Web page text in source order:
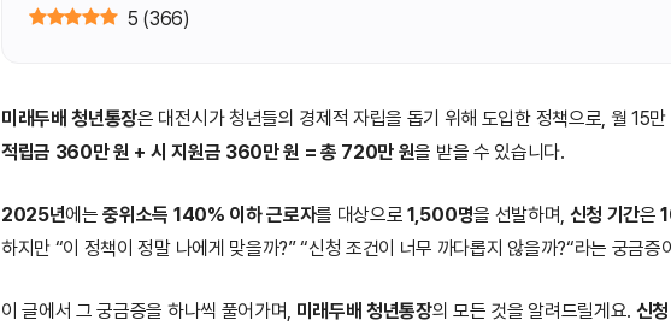
5 (366)
미래두배 청년통장은 대전시가 청년들의 경제적 자립을 돕기 위해 도입한 정책으로, 월 15만
적립금 360만 원 + 시 지원금 360만 원 = 총 720만 원을 받을 수 있습니다.
2025년에는중위소득 140% 이하 근로자를 대상으로1,500명을 선발하며, 신청 기간은
하지만 “이 정책이 정말 나에게 맞을까?” “신청 조건이 너무 까다롭지 않을까?“라는 궁금증
이 글에서 그 궁금증을 하나씩 풀어가며, 미래두배 청년통장의 모든 것을 알려드릴게요. 신